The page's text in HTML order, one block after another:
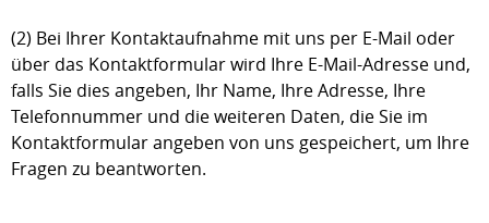
(2) Bei Ihrer Kontaktaufnahme mit uns per E-Mail oder
über das Kontaktformular wird Ihre E-Mail-Adresse und,
falls Sie dies angeben, Ihr Name, Ihre Adresse, Ihre
Telefonnummer und die weiteren Daten, die Sie im
Kontaktformular angeben von uns gespeichert, um Ihre
Fragen zu beantworten.